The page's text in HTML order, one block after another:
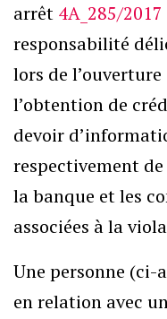
arrêt 4A_285/2017
responsabilité
lors de
l’obtention de
devoir
respectivement
la banque et les
associées à la
Une personne (ci-
en relation avec